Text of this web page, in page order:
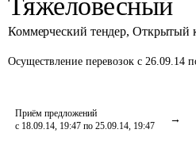
Тяжеловесный
Коммерческий тендер, Открытый
Осуществление перевозок с 26.09.14
Приём предложений
с 18.09.14, 19:47 по 25.09.14, 19:47